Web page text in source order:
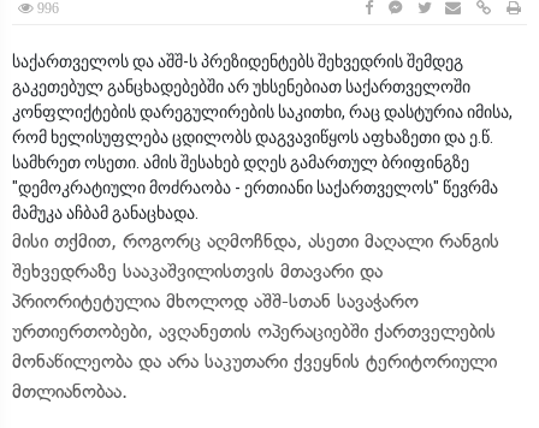
996
საქართველოს და აშშ-ს პრეზიდენტებს შეხვედრის შემდეგ
გაკეთებულ განცხადებებში არ უხსენებიათ საქართველოში
კონფლიქტების დარეგულირების საკითხი, რაც დასტურია იმისა,
რომ ხელისუფლება ცდილობს დაგვავიწყოს აფხაზეთი და ე.წ.
სამხრეთ ოსეთი. ამის შესახებ დღეს გამართულ ბრიფინგზე
"დემოკრატიული მოძრაობა - ერთიანი საქართველოს" წევრმა
მამუკა აჩბამ განაცხადა.
მისი თქმით, როგორც აღმოჩნდა, ასეთი მაღალი რანგის
შეხვედრაზე სააკაშვილისთვის მთავარი და
პრიორიტეტულია მხოლოდ აშშ-სთან სავაჭარო
ურთიერთობები, ავღანეთის ოპერაციებში ქართველების
მონაწილეობა და არა საკუთარი ქვეყნის ტერიტორიული
მთლიანობაა.